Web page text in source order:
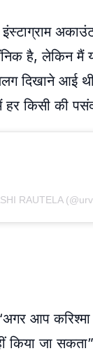
है,
दिखाने
हर किसी की
RAUTELA
आप करिश्मा
किया जा